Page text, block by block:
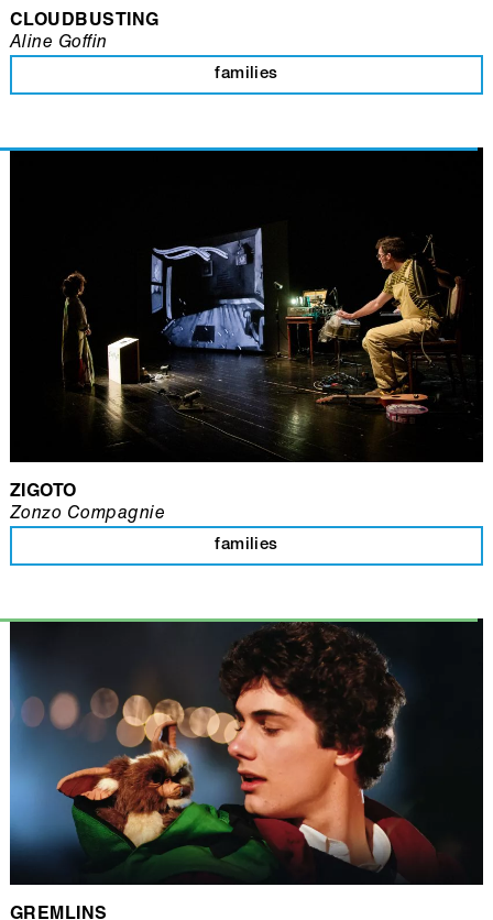
CLOUDBUSTING
families
Aline Goffin
ZIGOTO
families
Zonzo Compagnie
GREMLINS